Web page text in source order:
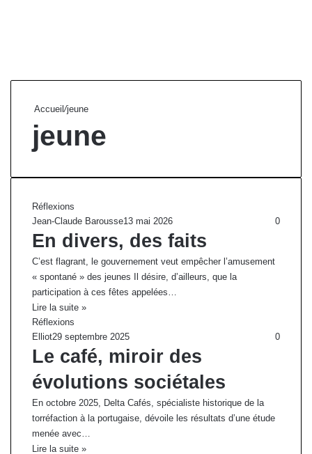
Accueil/jeune
jeune
Réflexions
Jean-Claude Barousse13 mai 2026 0
En divers, des faits
C’est flagrant, le gouvernement veut empêcher l’amusement
« spontané » des jeunes Il désire, d’ailleurs, que la
participation à ces fêtes appelées…
Lire la suite »
Réflexions
Elliot29 septembre 2025 0
Le café, miroir des
évolutions sociétales
En octobre 2025, Delta Cafés, spécialiste historique de la
torréfaction à la portugaise, dévoile les résultats d’une étude
menée avec…
Lire la suite »